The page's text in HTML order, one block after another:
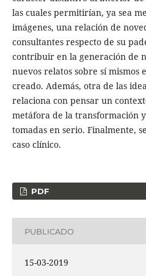
las cuales permitirían, ya sea
imágenes, una relación de
consultantes respecto de su
contribuir en la generación de
nuevos relatos sobre sí mismos
creado. Además, otra de las
relaciona con pensar un
metáfora de la transformación
tomadas en serio. Finalmente,
caso clínico.
PDF
PUBLICADO
15-03-2019